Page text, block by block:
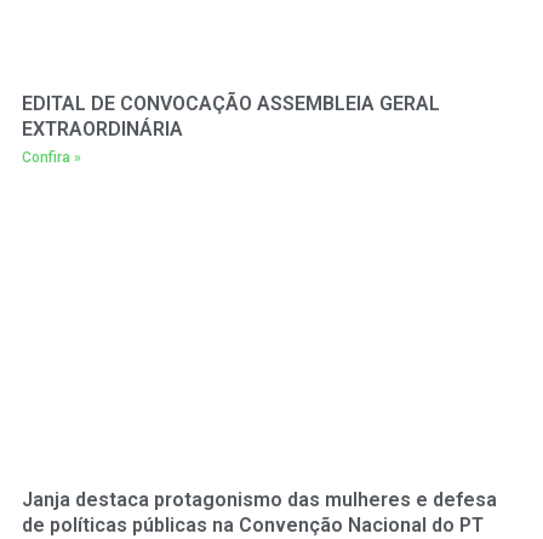
EDITAL DE CONVOCAÇÃO ASSEMBLEIA GERAL
EXTRAORDINÁRIA
Confira »
Janja destaca protagonismo das mulheres e defesa
de políticas públicas na Convenção Nacional do PT